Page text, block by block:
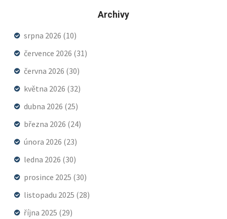
Archivy
srpna 2026 (10)
července 2026 (31)
června 2026 (30)
května 2026 (32)
dubna 2026 (25)
března 2026 (24)
února 2026 (23)
ledna 2026 (30)
prosince 2025 (30)
listopadu 2025 (28)
října 2025 (29)